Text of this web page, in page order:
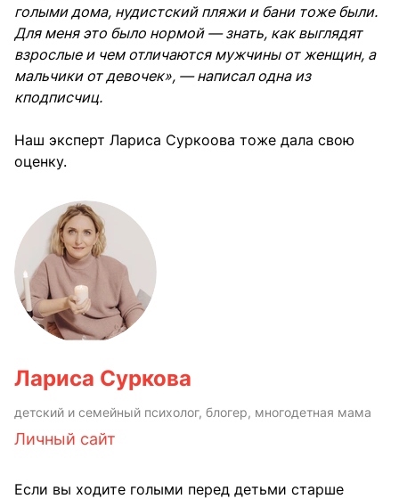
голыми дома, нудистский пляжи и бани тоже были.
Для меня это было нормой — знать, как выглядят
взрослые и чем отличаются мужчины от женщин, а
мальчики от девочек», — написал одна из
кподписчиц.
Наш эксперт Лариса Суркоова тоже дала свою
оценку.
Лариса Суркова
детский и семейный психолог, блогер, многодетная мама
Личный сайт
Если вы ходите голыми перед детьми старше